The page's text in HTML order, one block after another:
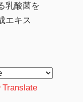
乳酸菌を
エキス
Translate